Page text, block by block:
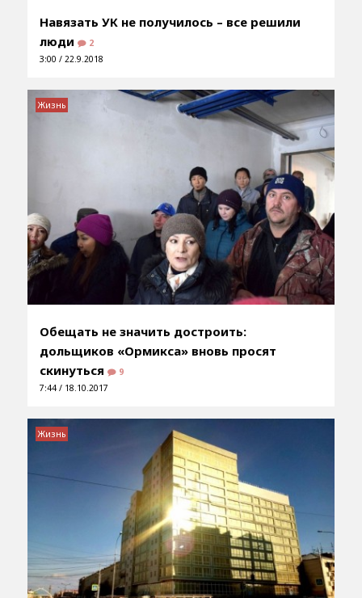
Навязать УК не получилось – все решили
люди
2
3:00 / 22.9.2018
Обещать не значить достроить:
дольщиков «Ормикса» вновь просят
скинуться
9
7:44 / 18.10.2017
Жизнь
Жизнь